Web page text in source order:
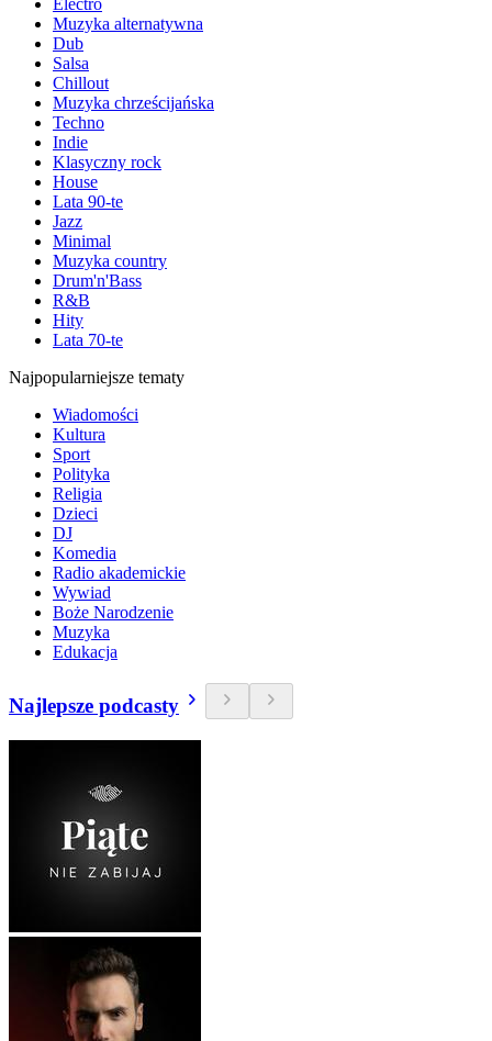
Electro
Muzyka alternatywna
Dub
Salsa
Chillout
Muzyka chrześcijańska
Techno
Indie
Klasyczny rock
House
Lata 90-te
Jazz
Minimal
Muzyka country
Drum'n'Bass
R&B
Hity
Lata 70-te
Najpopularniejsze tematy
Wiadomości
Kultura
Sport
Polityka
Religia
Dzieci
DJ
Komedia
Radio akademickie
Wywiad
Boże Narodzenie
Muzyka
Edukacja
Najlepsze podcasty